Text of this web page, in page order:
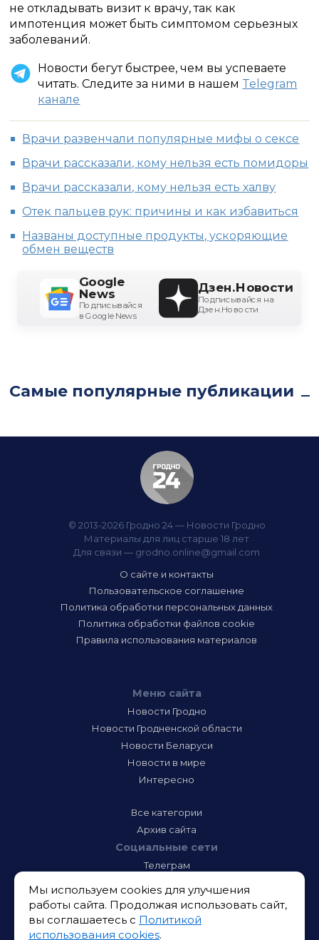
не откладывать визит к врачу, так как
импотенция может быть симптомом серьезных
заболеваний.
Новости бегут быстрее, чем вы успеваете
читать. Следите за ними в нашем Telegram
канале
Врачи развенчали популярные мифы о сексе
Врачи рассказали, кому нельзя есть помидоры
Врачи рассказали, кому нельзя есть халву
Отек пальцев рук: причины и как избавиться
Названы доступные продукты, ускоряющие
обмен веществ
Google
News
Подписывайся
в Google News
Дзен.Новости
Подписывайся на
Дзен.Новости
Самые популярные публикации
© 2013-2026 Гродно 24 — Новости Гродно
Материалы для лиц старше 18 лет
Для связи — grodno.online@gmail.com
О сайте и контакты
Пользовательское соглашение
Политика обработки персональных данных
Политика обработки файлов cookie
Правила использования материалов
Меню сайта
Новости Гродно
Новости Гродненской области
Новости Беларуси
Новости в мире
Интересно
Все категории
Архив сайта
Социальные сети
Телеграм
Инстаграм
Тик-Ток
Одноклассники
ВК
Мы используем cookies для улучшения
работы сайта. Продолжая использовать сайт,
вы соглашаетесь с Политикой
использования cookies.